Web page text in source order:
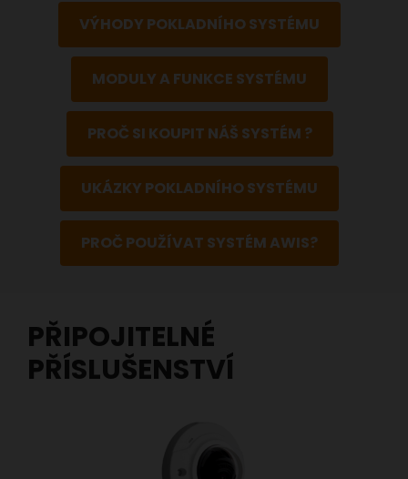
VÝHODY POKLADNÍHO SYSTÉMU
MODULY A FUNKCE SYSTÉMU
PROČ SI KOUPIT NÁŠ SYSTÉM ?
UKÁZKY POKLADNÍHO SYSTÉMU
PROČ POUŽÍVAT SYSTÉM AWIS?
PŘIPOJITELNÉ
PŘÍSLUŠENSTVÍ